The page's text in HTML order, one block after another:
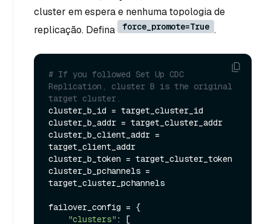
cluster em espera e nenhuma topologia de
replicação. Defina
force_promote=True .
# If you followed Set Up CDC
Replication, cluster B is the original
target cluster.
cluster_b_id = target_cluster_id
cluster_b_addr = target_cluster_addr
cluster_b_client_addr =
target_client_addr
cluster_b_token = target_cluster_token
cluster_b_pchannels =
target_cluster_pchannels
failover_config = {
"clusters" : [